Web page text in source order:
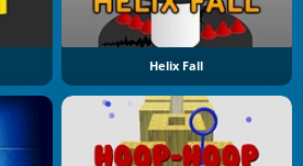
Helix Fall